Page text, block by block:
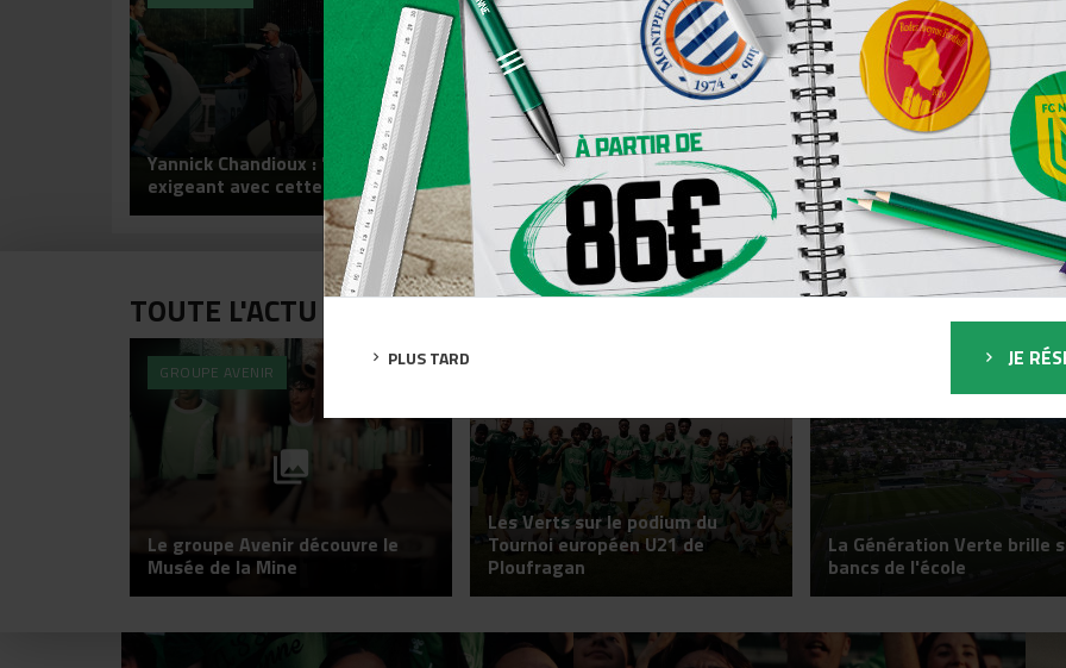
Yannick Chandioux : "Je vais être
exigeant avec cette équipe"
Les Vertes remportent leur
deuxième match de préparation Les Vertes en préparation
Chambon-sur-Lignon !
TOUTE L'ACTU DE LA FORMATION 👨‍🎓
GROUPE AVENIR
Le groupe Avenir découvre le
Musée de la Mine
Les Verts sur le podium du
Tournoi européen U21 de
Ploufragan
La Génération Verte brille
bancs de l'école
JE
PLUS TARD